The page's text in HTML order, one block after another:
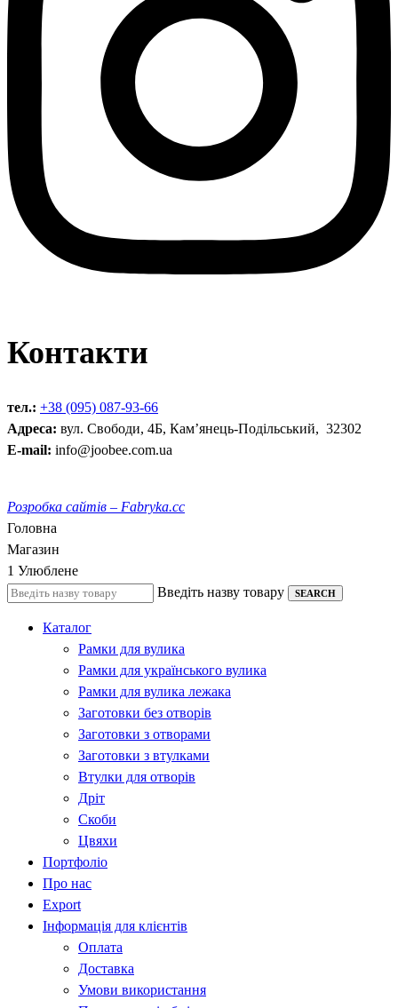
Контакти
тел.: +38 (095) 087-93-66
Адреса: вул. Свободи, 4Б, Кам’янець-Подільський, 32302
E-mail: info@joobee.com.ua
Розробка сайтів – Fabryka.cc
Головна
Магазин
1 Улюблене
Введіть назву товару
SEARCH
Каталог
Рамки для вулика
Рамки для українського вулика
Рамки для вулика лежака
Заготовки без отворів
Заготовки з отворами
Заготовки з втулками
Втулки для отворів
Дріт
Скоби
Цвяхи
Портфоліо
Про нас
Export
Інформація для клієнтів
Оплата
Доставка
Умови використання